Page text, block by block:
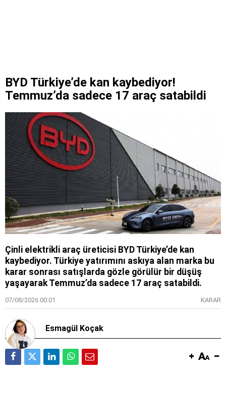
BYD Türkiye’de kan kaybediyor!
Temmuz’da sadece 17 araç satabildi
Çinli elektrikli araç üreticisi BYD Türkiye’de kan
kaybediyor. Türkiye yatırımını askıya alan marka bu
karar sonrası satışlarda gözle görülür bir düşüş
yaşayarak Temmuz’da sadece 17 araç satabildi.
07/08/2026 00:01 KARAR
Esmagül Koçak